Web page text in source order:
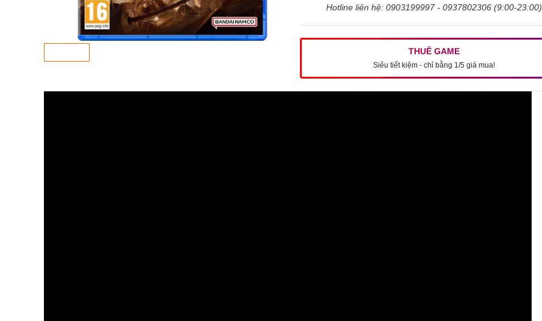
Hotline liên hệ: 0903199997 - 0937802306 (9:00-23:00)
THUÊ GAME
Siêu tiết kiệm - chỉ bằng 1/5 giá mua!